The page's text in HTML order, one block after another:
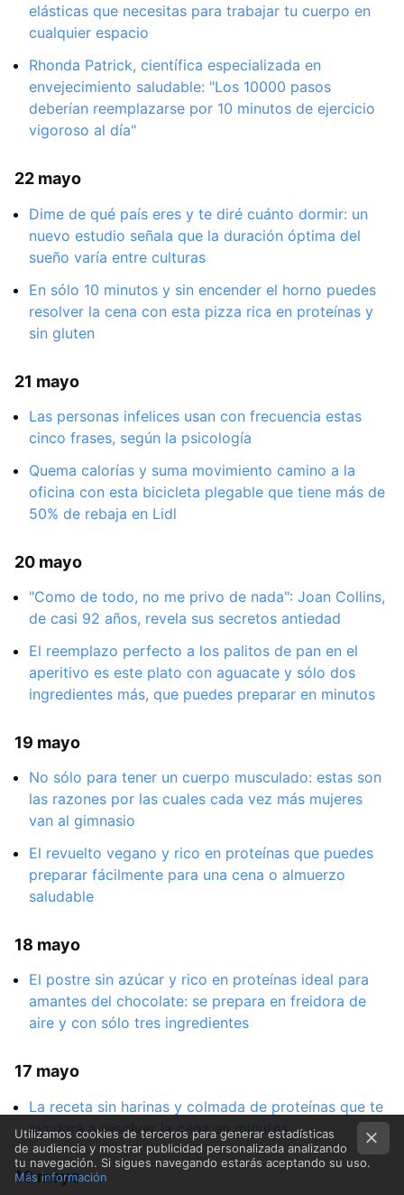
elásticas que necesitas para trabajar tu cuerpo en
cualquier espacio
Rhonda Patrick, científica especializada en
envejecimiento saludable: "Los 10000 pasos
deberían reemplazarse por 10 minutos de ejercicio
vigoroso al día"
22 mayo
Dime de qué país eres y te diré cuánto dormir: un
nuevo estudio señala que la duración óptima del
sueño varía entre culturas
En sólo 10 minutos y sin encender el horno puedes
resolver la cena con esta pizza rica en proteínas y
sin gluten
21 mayo
Las personas infelices usan con frecuencia estas
cinco frases, según la psicología
Quema calorías y suma movimiento camino a la
oficina con esta bicicleta plegable que tiene más de
50% de rebaja en Lidl
20 mayo
"Como de todo, no me privo de nada": Joan Collins,
de casi 92 años, revela sus secretos antiedad
El reemplazo perfecto a los palitos de pan en el
aperitivo es este plato con aguacate y sólo dos
ingredientes más, que puedes preparar en minutos
19 mayo
No sólo para tener un cuerpo musculado: estas son
las razones por las cuales cada vez más mujeres
van al gimnasio
El revuelto vegano y rico en proteínas que puedes
preparar fácilmente para una cena o almuerzo
saludable
18 mayo
El postre sin azúcar y rico en proteínas ideal para
amantes del chocolate: se prepara en freidora de
aire y con sólo tres ingredientes
17 mayo
La receta sin harinas y colmada de proteínas que te
ayudará a resolver la cena en minutos
16 mayo
Utilizamos cookies de terceros para generar estadísticas
de audiencia y mostrar publicidad personalizada analizando
tu navegación. Si sigues navegando estarás aceptando su uso.
Más información